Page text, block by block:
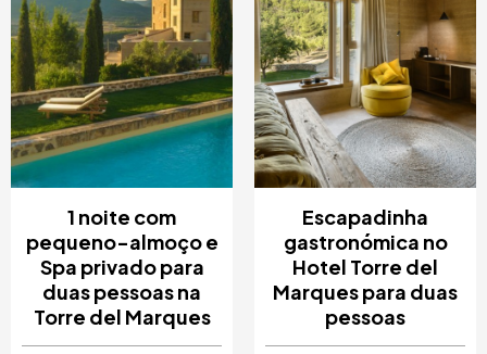
1 noite com
pequeno-almoço e
Spa privado para
duas pessoas na
Torre del Marques
Escapadinha
gastronómica no
Hotel Torre del
Marques para duas
pessoas